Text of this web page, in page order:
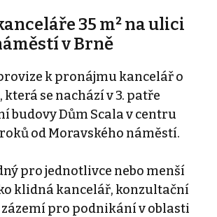
35 m² na ulici
v Brně
k pronájmu kancelář o
která se nachází v 3. patře
budovy Dům Scala v centru
od Moravského náměstí.
pro jednotlivce nebo menší
klidná kancelář, konzultační
pro podnikání v oblasti